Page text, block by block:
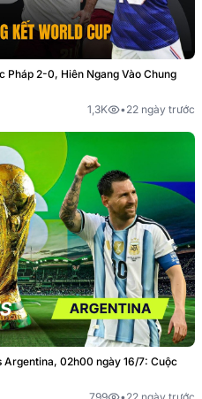
Pháp 2-0, Hiên Ngang Vào Chung
1,3K •22 ngày trước
Argentina, 02h00 ngày 16/7: Cuộc